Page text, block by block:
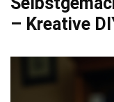
– Kreative